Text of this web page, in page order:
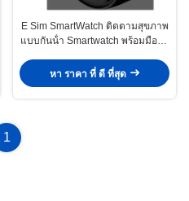
E Sim SmartWatch ติดตามสุขภาพ
แบบกันน้ํา Smartwatch พร้อมมือถือ
หา ราคา ที่ ดี ที่สุด
1